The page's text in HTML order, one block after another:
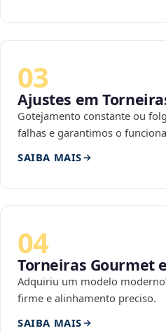
03
Ajustes em
Gotejamento constante ou
falhas e garantimos o
SAIBA MAIS
04
Torneiras Gourmet
Adquiriu um modelo
firme e alinhamento preciso.
SAIBA MAIS